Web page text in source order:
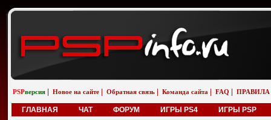
PSPверсия Новое на сайте Обратная связь Команда сайта FAQ ПРАВИЛА
ГЛАВНАЯ ЧАТ ФОРУМ ИГРЫ PS4 ИГРЫ PSP